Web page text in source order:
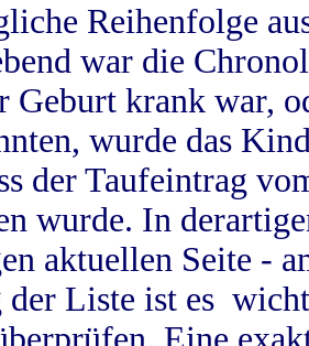
Reihenfolge
war die
Geburt krank war,
wurde das
der Taufeintrag
wurde. In
aktuellen Seite -
der Liste ist es